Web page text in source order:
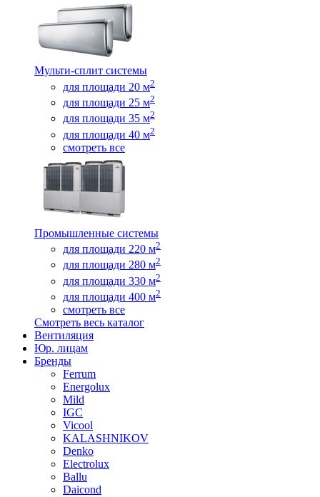
Мульти-сплит системы
для площади 20 м2
для площади 25 м2
для площади 35 м2
для площади 40 м2
смотреть все
Промышленные системы
для площади 220 м2
для площади 280 м2
для площади 330 м2
для площади 400 м2
смотреть все
Смотреть весь каталог
Вентиляция
Юр. лицам
Бренды
Ferrum
Energolux
Mild
IGC
Vicool
KALASHNIKOV
Denko
Electrolux
Ballu
Daicond